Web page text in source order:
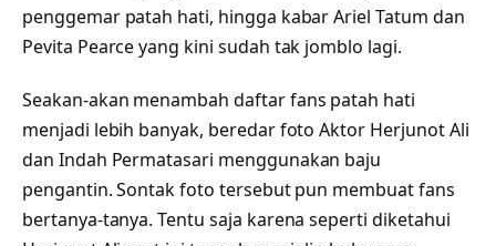
penggemar patah hati, hingga kabar Ariel Tatum dan
Pevita Pearce yang kini sudah tak jomblo lagi.
Seakan-akan menambah daftar fans patah hati
menjadi lebih banyak, beredar foto Aktor Herjunot Ali
dan Indah Permatasari menggunakan baju
pengantin. Sontak foto tersebut pun membuat fans
bertanya-tanya. Tentu saja karena seperti diketahui